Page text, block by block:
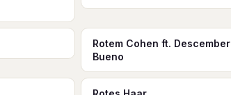
Rotem Cohen ft. Descember
Bueno